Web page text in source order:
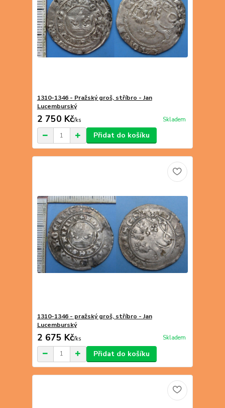
1310-1346 - Pražský groš, stříbro - Jan
Lucemburský
2 750 Kč/ks Skladem
Přidat do košíku
1310-1346 - pražský groš, stříbro - Jan
Lucemburský
2 675 Kč/ks Skladem
Přidat do košíku